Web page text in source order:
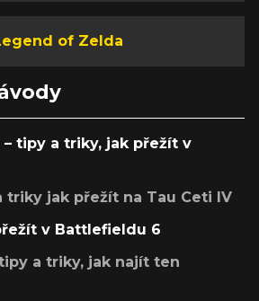
of Zelda
– tipy a triky, jak přežít v
triky jak přežít na Tau Ceti IV
v Battlefieldu 6
a triky, jak najít ten